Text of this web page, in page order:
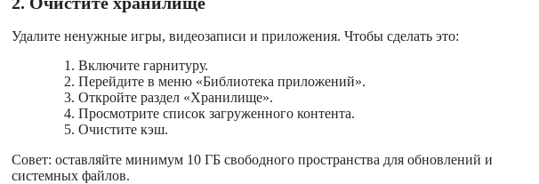
Удалите ненужные игры, видеозаписи и приложения. Чтобы сделать это:
Включите гарнитуру.
Перейдите в меню «Библиотека приложений».
Откройте раздел «Хранилище».
Просмотрите список загруженного контента.
Очистите кэш.
Совет: оставляйте минимум 10 ГБ свободного пространства для обновлений и
системных файлов.